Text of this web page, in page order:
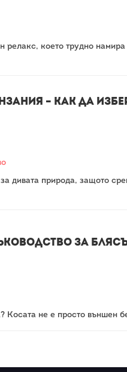
което трудно намира
– как да
дивата природа, защото
за
Косата не е просто външен